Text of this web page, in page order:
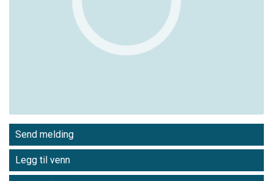
Send melding
Legg til venn